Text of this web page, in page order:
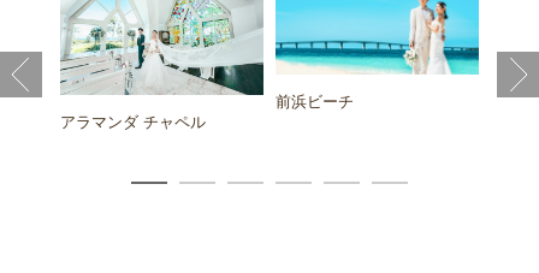
アラマンダ チャペル
前浜ビーチ